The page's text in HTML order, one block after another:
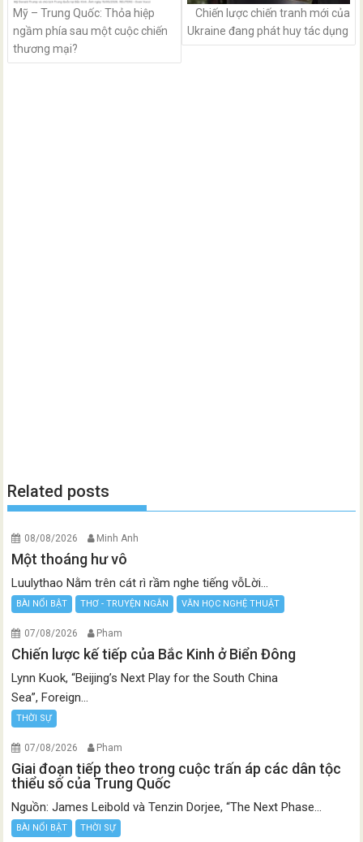
Mỹ – Trung Quốc: Thỏa hiệp
ngầm phía sau một cuộc chiến
thương mại?
Chiến lược chiến tranh mới của
Ukraine đang phát huy tác dụng
Related posts
08/08/2026 Minh Anh
Một thoáng hư vô
Luulythao Nằm trên cát rì rầm nghe tiếng vỗLời...
BÀI NỔI BẬT THƠ - TRUYỆN NGẮN VĂN HỌC NGHỆ THUẬT
07/08/2026 Pham
Chiến lược kế tiếp của Bắc Kinh ở Biển Đông
Lynn Kuok, “Beijing’s Next Play for the South China
Sea”, Foreign...
THỜI SỰ
07/08/2026 Pham
Giai đoạn tiếp theo trong cuộc trấn áp các dân tộc
thiểu số của Trung Quốc
Nguồn: James Leibold và Tenzin Dorjee, “The Next Phase...
BÀI NỔI BẬT THỜI SỰ